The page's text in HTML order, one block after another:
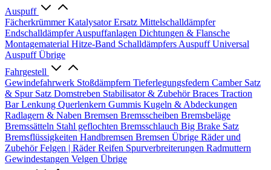
Auspuff
FächerkrümmerKatalysator Ersatz Mittelschalldämpfer
EndschalldämpferAuspuffanlagen Dichtungen & Flansche
Montagematerial Hitze-Band Schalldämpfers Auspuff Universal
Auspuff Übrige
Fahrgestell
Gewindefahrwerk Stoßdämpfern Tieferlegungsfedern Camber Satz
& Spur Satz Domstreben Stabilisator & ZubehörBraces Traction
BarLenkung Querlenkern Gummis Kugeln & Abdeckungen
Radlagern & Naben Bremsen Bremsscheiben Bremsbeläge
Bremssätteln Stahl geflochten Bremsschlauch Big Brake Satz
Bremsflüssigkeiten Handbremsen Bremsen Übrige Räder und
ZubehörFelgen | RäderReifen Spurverbreiterungen Radmuttern
Gewindestangen Velgen Übrige